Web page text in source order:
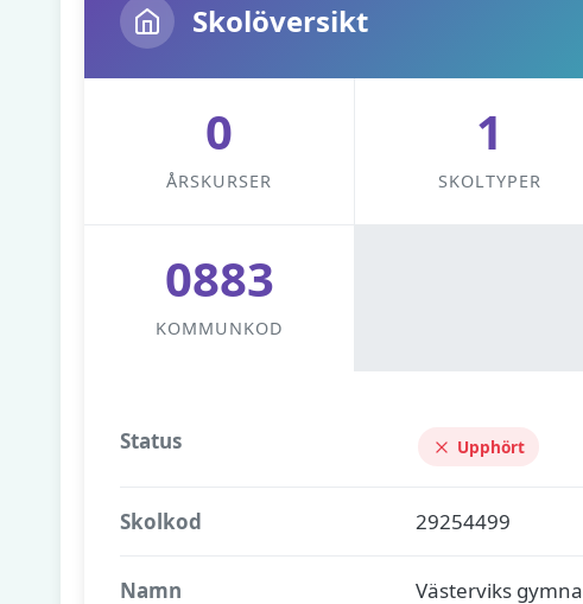
Skolöversikt
0
ÅRSKURSER
1
SKOLTYPER
0883
KOMMUNKOD
Status Upphört
Skolkod 29254499
Namn Västerviks